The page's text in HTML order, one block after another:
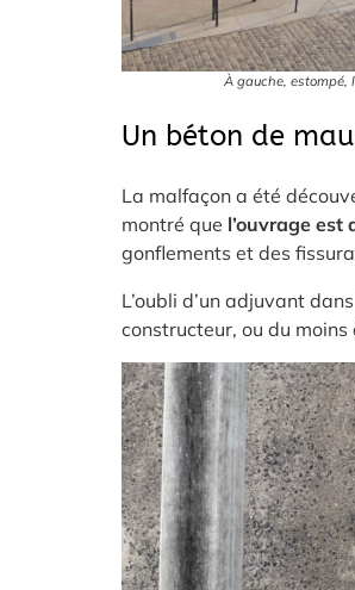
À gauche, estompé,
Un béton de
La malfaçon a été
montré que l’ouvrage est
gonflements et des
L’oubli d’un adjuvant
constructeur, ou du moins